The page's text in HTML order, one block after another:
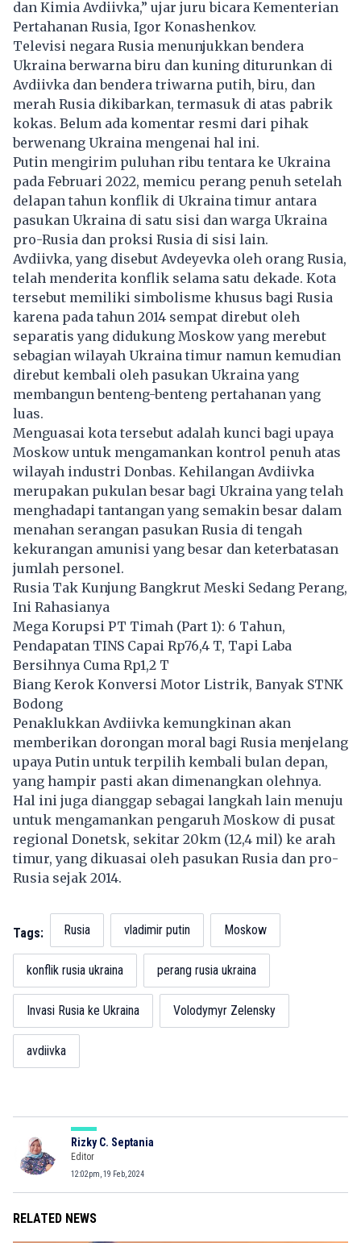
dan Kimia Avdiivka,” ujar juru bicara Kementerian
Pertahanan Rusia, Igor Konashenkov.
Televisi negara Rusia menunjukkan bendera
Ukraina berwarna biru dan kuning diturunkan di
Avdiivka dan bendera triwarna putih, biru, dan
merah Rusia dikibarkan, termasuk di atas pabrik
kokas. Belum ada komentar resmi dari pihak
berwenang Ukraina mengenai hal ini.
Putin mengirim puluhan ribu tentara ke Ukraina
pada Februari 2022, memicu perang penuh setelah
delapan tahun konflik di Ukraina timur antara
pasukan Ukraina di satu sisi dan warga Ukraina
pro-Rusia dan proksi Rusia di sisi lain.
Avdiivka, yang disebut Avdeyevka oleh orang Rusia,
telah menderita konflik selama satu dekade. Kota
tersebut memiliki simbolisme khusus bagi Rusia
karena pada tahun 2014 sempat direbut oleh
separatis yang didukung Moskowyang merebut
sebagian wilayah Ukraina timur namun kemudian
direbut kembali oleh pasukan Ukraina yang
membangun benteng-benteng pertahanan yang
luas.
Menguasai kota tersebut adalah kunci bagi upaya
Moskow untuk mengamankan kontrol penuh atas
wilayah industri Donbas. Kehilangan Avdiivka
merupakan pukulan besar bagi Ukraina yang telah
menghadapi tantangan yang semakin besar dalam
menahan serangan pasukan Rusia di tengah
kekurangan amunisi yang besar dan keterbatasan
jumlah personel.
Rusia Tak Kunjung Bangkrut Meski Sedang Perang,
Ini Rahasianya
Mega Korupsi PT Timah (Part 1): 6 Tahun,
Pendapatan TINS Capai Rp76,4 T, Tapi Laba
Bersihnya Cuma Rp1,2 T
Biang Kerok Konversi Motor Listrik, Banyak STNK
Bodong
Penaklukkan Avdiivka kemungkinan akan
memberikan dorongan moral bagi Rusia menjelang
upaya Putin untuk terpilih kembali bulan depan,
yang hampir pasti akan dimenangkan olehnya.
Hal ini juga dianggap sebagai langkah lain menuju
untuk mengamankan pengaruh Moskow di pusat
regional Donetsk, sekitar 20km (12,4 mil) ke arah
timur, yang dikuasai oleh pasukan Rusia dan pro-
Rusia sejak 2014.
Tags: Rusia vladimir putin Moskow
konflik rusia ukraina perang rusia ukraina
Invasi Rusia ke Ukraina Volodymyr Zelensky
avdiivka
Rizky C. Septania
Editor
12:02pm, 19 Feb, 2024
RELATED NEWS